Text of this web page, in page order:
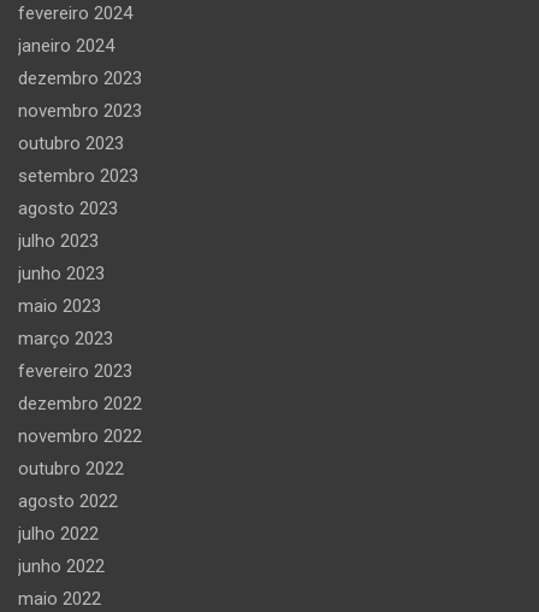
fevereiro 2024
janeiro 2024
dezembro 2023
novembro 2023
outubro 2023
setembro 2023
agosto 2023
julho 2023
junho 2023
maio 2023
março 2023
fevereiro 2023
dezembro 2022
novembro 2022
outubro 2022
agosto 2022
julho 2022
junho 2022
maio 2022